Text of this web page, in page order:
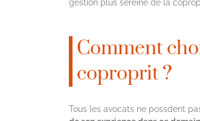
gestion plus sereine de la
Comment
coproprit ?
Tous les avocats ne possdent